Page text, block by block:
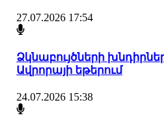
27.07.2026 17:54
Ձկնաբույծների
Ավրորայի եթերում
24.07.2026 15:38